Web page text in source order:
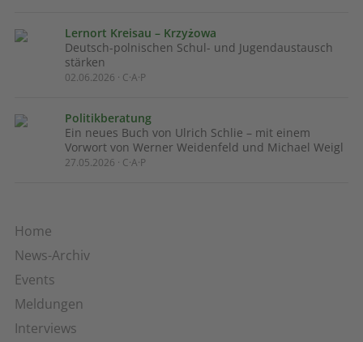
Home
News-Archiv
Events
Meldungen
Interviews
Lernort Kreisau – Krzyżowa
Deutsch-polnischen Schul- und Jugendaustausch
stärken
02.06.2026 · C·A·P
Politikberatung
Ein neues Buch von Ulrich Schlie – mit einem
Vorwort von Werner Weidenfeld und Michael Weigl
27.05.2026 · C·A·P